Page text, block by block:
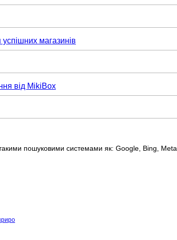
магазинів
від MikiBox
пошуковими системами як: Google, Bing, Meta.